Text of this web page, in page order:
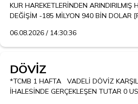
KUR HAREKETLERİNDEN ARINDIRILMIŞ
DEĞİŞİM -185 MİLYON 940 BİN DOLAR
06.08.2026 / 14:30:36
DÖVİZ
*TCMB 1 HAFTA   VADELİ DÖVİZ
İHALESİNDE GERÇEKLEŞEN TUTAR 0